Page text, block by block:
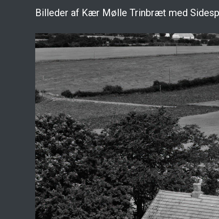
Billeder af Kær Mølle Trinbræt med